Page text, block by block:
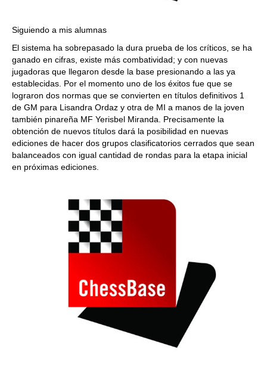
Siguiendo a mis alumnas
El sistema ha sobrepasado la dura prueba de los críticos, se ha
ganado en cifras, existe más combatividad; y con nuevas
jugadoras que llegaron desde la base presionando a las ya
establecidas. Por el momento uno de los éxitos fue que se
lograron dos normas que se convierten en títulos definitivos 1
de GM para Lisandra Ordaz y otra de MI a manos de la joven
también pinareña MF Yerisbel Miranda. Precisamente la
obtención de nuevos títulos dará la posibilidad en nuevas
ediciones de hacer dos grupos clasificatorios cerrados que sean
balanceados con igual cantidad de rondas para la etapa inicial
en próximas ediciones.